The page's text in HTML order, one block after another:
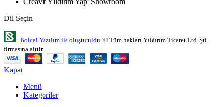
Creavit Yıldırım Yapı Showroom
Dil Seçin
| Bolcal Yazılım ile oluşturuldu. © Tüm hakları Yıldırım Ticaret Ltd. Şti.
firmasına aittir.
Kapat
Menü
Kategoriler